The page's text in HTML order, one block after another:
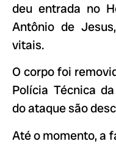
deu entrada no
Antônio de
vitais.
O corpo foi
Polícia Técnica
do ataque são
Até o momento, a